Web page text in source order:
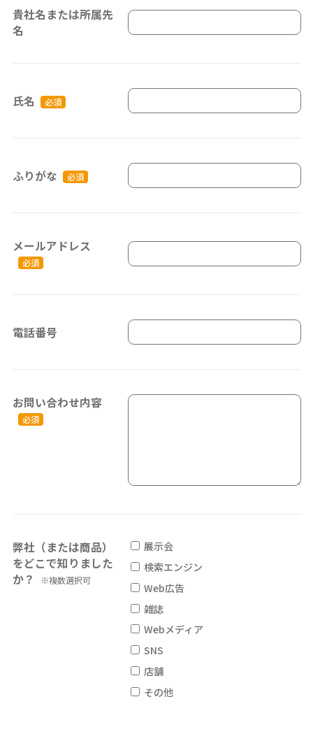
貴社名または所属先
名
氏名 必須
ふりがな 必須
メールアドレス
必須
電話番号
お問い合わせ内容
必須
弊社（または商品）
をどこで知りました
か？
※複数選択可
展示会
検索エンジン
Web広告
雑誌
Webメディア
SNS
店舗
その他